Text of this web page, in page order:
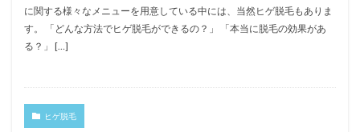
に関する様々なメニューを用意している中には、当然ヒゲ脱毛もありま
す。 「どんな方法でヒゲ脱毛ができるの？」 「本当に脱毛の効果があ
る？」 […]
ヒゲ脱毛